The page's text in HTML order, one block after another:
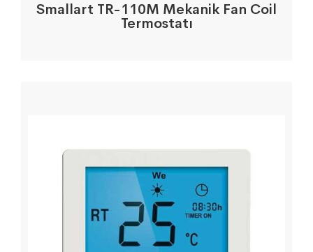
Smallart TR-110M Mekanik Fan Coil
Termostatı